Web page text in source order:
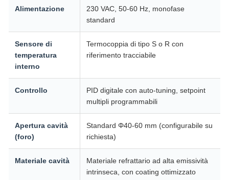
Alimentazione
230 VAC, 50-60 Hz, monofase
standard
Sensore di
temperatura
interno
Termocoppia di tipo S o R con
riferimento tracciabile
Controllo
PID digitale con auto-tuning, setpoint
multipli programmabili
Apertura cavità
(foro)
Standard Φ40-60 mm (configurabile su
richiesta)
Materiale cavità
Materiale refrattario ad alta emissività
intrinseca, con coating ottimizzato